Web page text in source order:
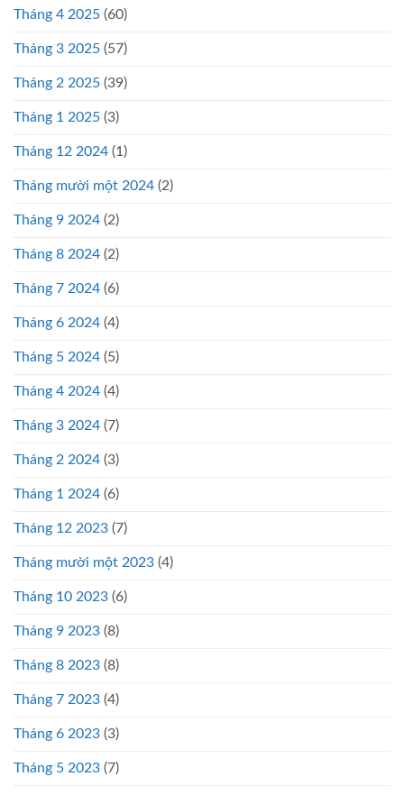
Tháng 4 2025 (60)
Tháng 3 2025 (57)
Tháng 2 2025 (39)
Tháng 1 2025 (3)
Tháng 12 2024 (1)
Tháng mười một 2024 (2)
Tháng 9 2024 (2)
Tháng 8 2024 (2)
Tháng 7 2024 (6)
Tháng 6 2024 (4)
Tháng 5 2024 (5)
Tháng 4 2024 (4)
Tháng 3 2024 (7)
Tháng 2 2024 (3)
Tháng 1 2024 (6)
Tháng 12 2023 (7)
Tháng mười một 2023 (4)
Tháng 10 2023 (6)
Tháng 9 2023 (8)
Tháng 8 2023 (8)
Tháng 7 2023 (4)
Tháng 6 2023 (3)
Tháng 5 2023 (7)